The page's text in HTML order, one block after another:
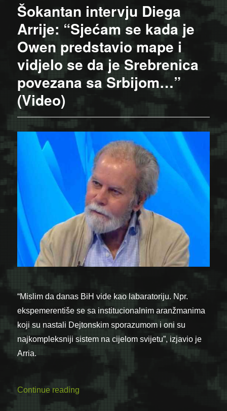
Šokantan intervju Diega
Arrije: “Sjećam se kada je
Owen predstavio mape i
vidjelo se da je Srebrenica
povezana sa Srbijom…”
(Video)
“Mislim da danas BiH vide kao labaratoriju. Npr.
ekspemerentiše se sa institucionalnim aranžmanima
koji su nastali Dejtonskim sporazumom i oni su
najkompleksniji sistem na cijelom svijetu”, izjavio je
Arria.
Continue reading “Šokantan intervju Diega Arrije: